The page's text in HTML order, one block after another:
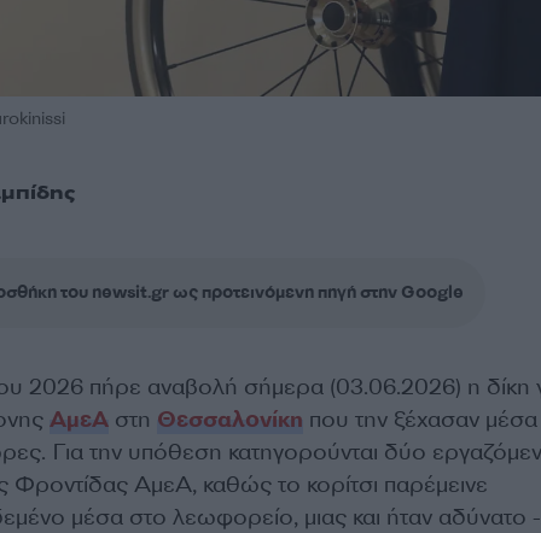
του newsit.gr ως προτεινόμενη πηγή στην Google
2026 πήρε αναβολή σήμερα (03.06.2026) η δίκη
ΑμεΑστη Θεσσαλονίκη που την ξέχασαν
Για την υπόθεση κατηγορούνται δύο
Φροντίδας ΑμεΑ, καθώς το κορίτσι παρέμεινε
μέσα στο λεωφορείο, μιας και ήταν αδύνατο